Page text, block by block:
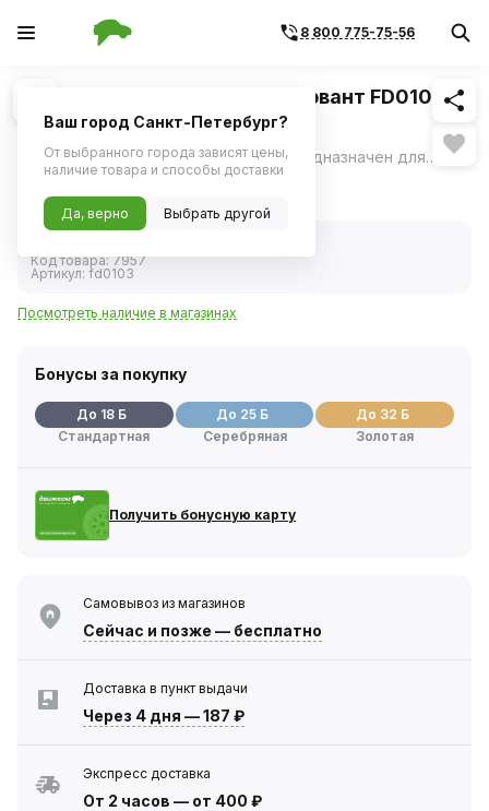
8 800 775-75-56
1/1 Похожие
Мовиль Agat avto Автоконсервант FD0103
аэрозоль 400мл
Мовиль Автоконсервант Agat avto предназначен для обработки от коррозии скрытых мест (порогов, дверей, стоек, лонжеронов), подходит для временной защиты днища кузова, колесных арок, ЛКП на месте стыков и соединений деталей кузова. ещё
Код товара:7957
Артикул: fd0103
Посмотреть наличие в магазинах
Бонусы за покупку
До 18 Б
Стандартная
До 25 Б
Серебряная
До 32 Б
Золотая
Получить бонусную карту
Самовывоз из магазинов
Сейчас и позже — бесплатно
Доставка в пункт выдачи
Через 4 дня —187 ₽
Экспресс доставка
От 2 часов — от 400 ₽
Ваш город Санкт-Петербург?
От выбранного города зависят цены,
наличие товара и способы доставки
Да, верно Выбрать другой